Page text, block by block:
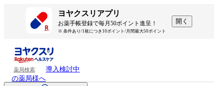
ヨヤクスリアプリ
お薬手帳登録で毎月50ポイント進呈！
※ 条件あり/1枚につき10ポイント/月間最大50ポイント
開く
薬局検索
導入検討中
の薬局様へ